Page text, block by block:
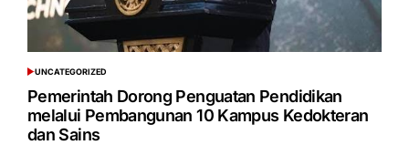
POSTED
IN
UNCATEGORIZED
Pemerintah Dorong Penguatan Pendidikan
melalui Pembangunan 10 Kampus Kedokteran
dan Sains